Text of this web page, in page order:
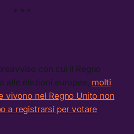
* * *
con cui il Regno
alle elezioni europee, molti
vivono nel Regno Unito non
a registrarsi per votare.